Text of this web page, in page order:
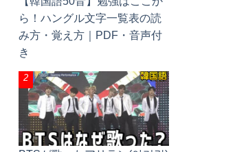
ら！ハングル文字一覧表の読
み方・覚え方｜PDF・音声付
き